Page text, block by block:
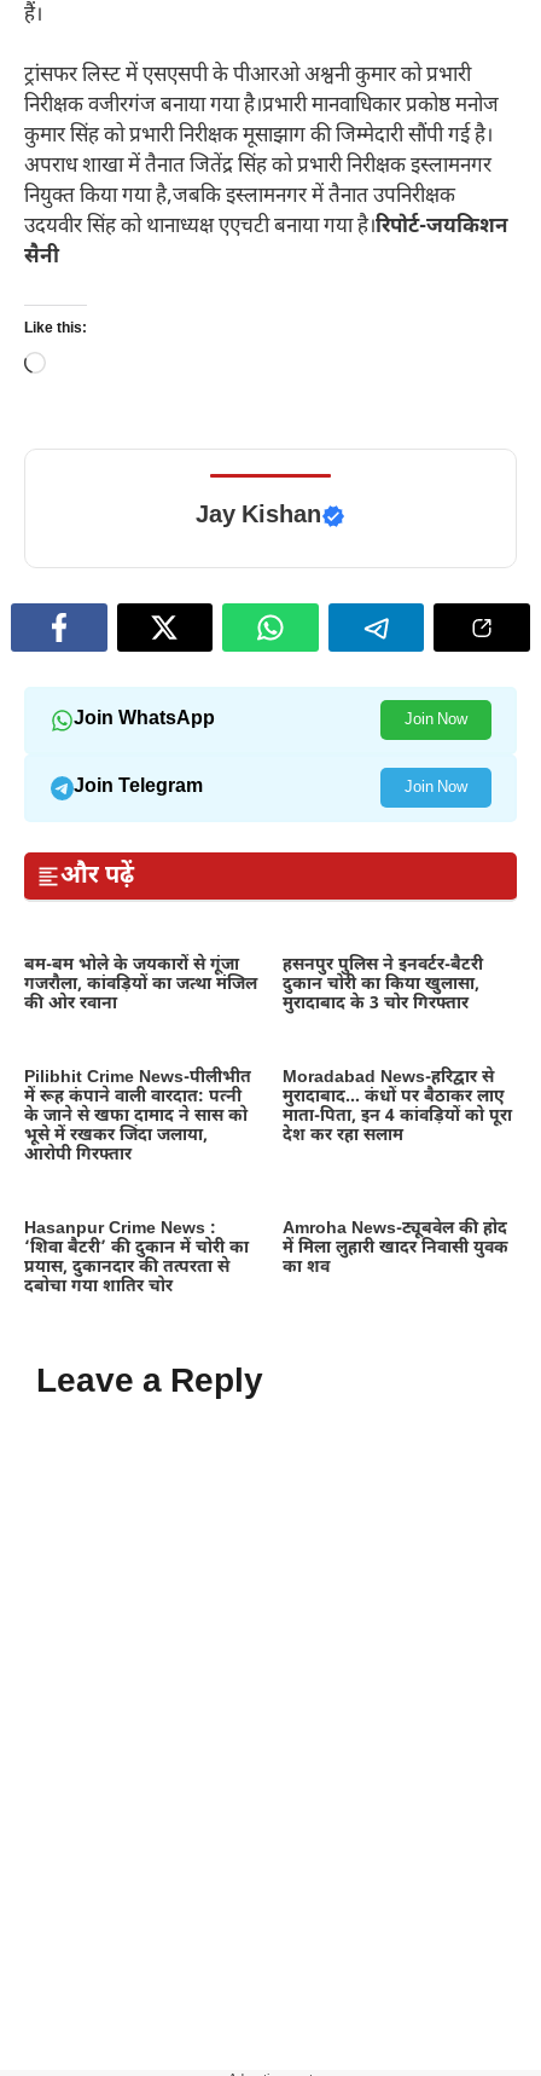
हैं।
ट्रांसफर लिस्ट में एसएसपी के पीआरओ अश्वनी कुमार को प्रभारी
निरीक्षक वजीरगंज बनाया गया है।प्रभारी मानवाधिकार प्रकोष्ठ मनोज
कुमार सिंह को प्रभारी निरीक्षक मूसाझाग की जिम्मेदारी सौंपी गई है।
अपराध शाखा में तैनात जितेंद्र सिंह को प्रभारी निरीक्षक इस्लामनगर
नियुक्त किया गया है,जबकि इस्लामनगर में तैनात उपनिरीक्षक
उदयवीर सिंह को थानाध्यक्ष एएचटी बनाया गया है।रिपोर्ट-जयकिशन
सैनी
Like this:
Loading…
Jay Kishan
Join WhatsApp Join Now
Join Telegram Join Now
और पढ़ें
बम-बम भोले के जयकारों से गूंजा
गजरौला, कांवड़ियों का जत्था मंजिल
की ओर रवाना
हसनपुर पुलिस ने इनवर्टर-बैटरी
दुकान चोरी का किया खुलासा,
मुरादाबाद के 3 चोर गिरफ्तार
Pilibhit Crime News-पीलीभीत
में रूह कंपाने वाली वारदात: पत्नी
के जाने से खफा दामाद ने सास को
भूसे में रखकर जिंदा जलाया,
आरोपी गिरफ्तार
Moradabad News-हरिद्वार से
मुरादाबाद… कंधों पर बैठाकर लाए
माता-पिता, इन 4 कांवड़ियों को पूरा
देश कर रहा सलाम
Hasanpur Crime News :
‘शिवा बैटरी’ की दुकान में चोरी का
प्रयास, दुकानदार की तत्परता से
दबोचा गया शातिर चोर
Amroha News-ट्यूबवेल की होद
में मिला लुहारी खादर निवासी युवक
का शव
Leave a Reply